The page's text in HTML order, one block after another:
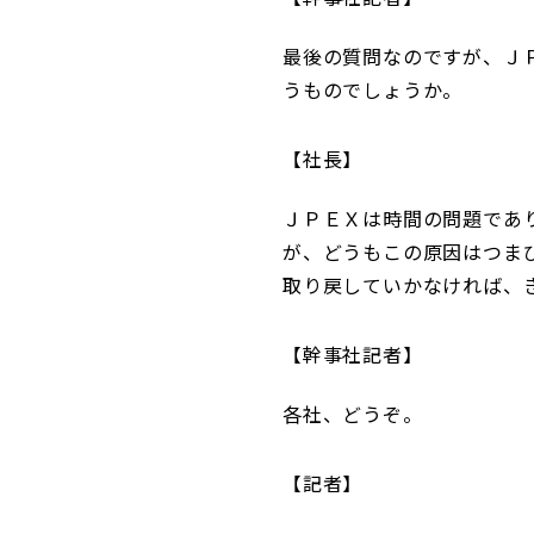
最後の質問なのですが、Ｊ
うものでしょうか。
社長
ＪＰＥＸは時間の問題で
が、どうもこの原因はつま
取り戻していかなければ、
幹事社記者
各社、どうぞ。
記者